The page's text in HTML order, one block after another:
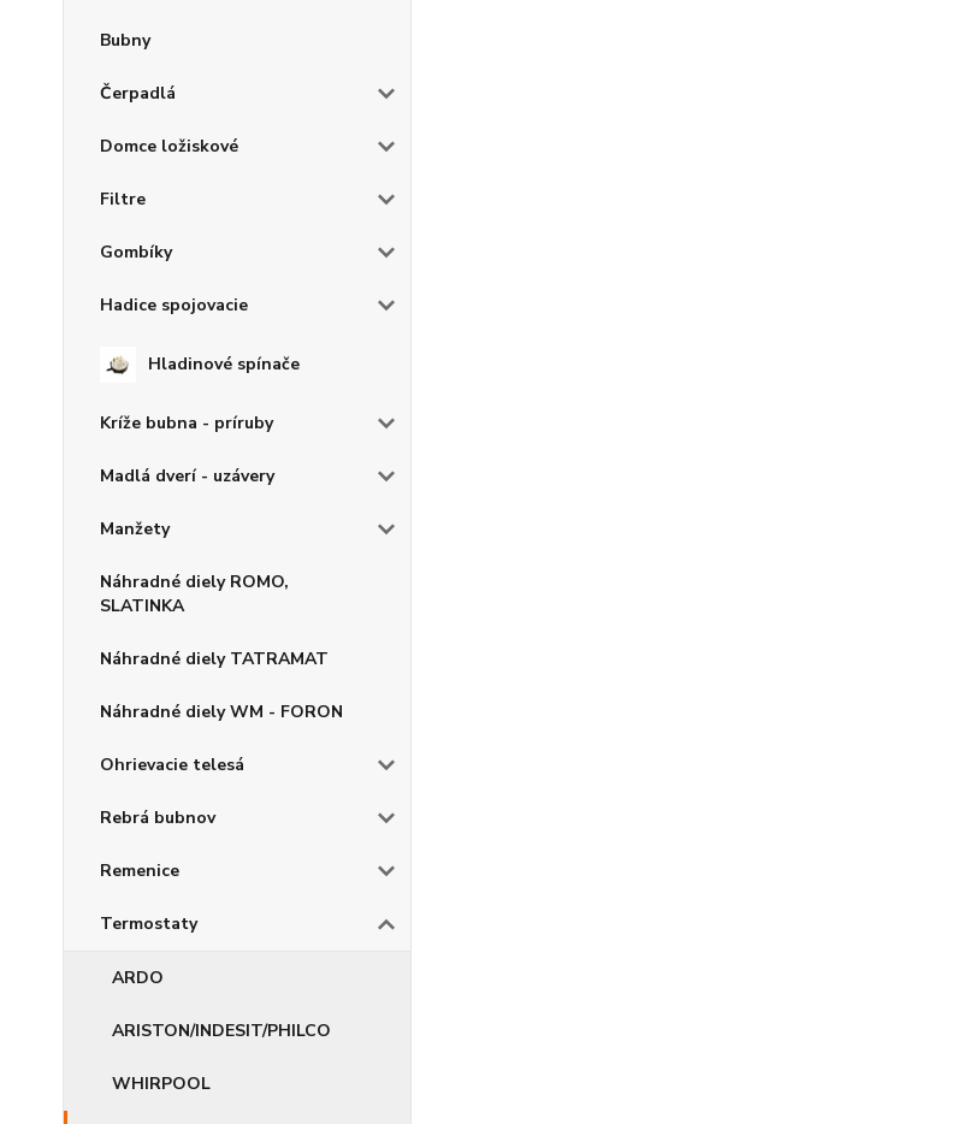
Bubny
Čerpadlá
Domce ložiskové
Filtre
Gombíky
Hadice spojovacie
Hladinové spínače
Kríže bubna - príruby
Madlá dverí - uzávery
Manžety
Náhradné diely ROMO,
SLATINKA
Náhradné diely TATRAMAT
Náhradné diely WM - FORON
Ohrievacie telesá
Rebrá bubnov
Remenice
Termostaty
ARDO
ARISTON/INDESIT/PHILCO
WHIRPOOL